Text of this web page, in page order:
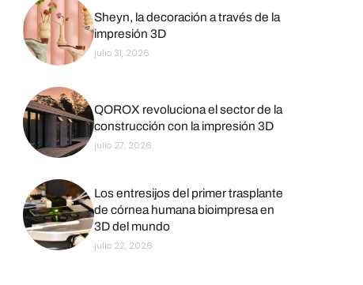
Sheyn, la decoración a través de la
impresión 3D
julio 31, 2026
QOROX revoluciona el sector de la
construcción con la impresión 3D
julio 27, 2026
Los entresijos del primer trasplante
de córnea humana bioimpresa en
3D del mundo
julio 22, 2026